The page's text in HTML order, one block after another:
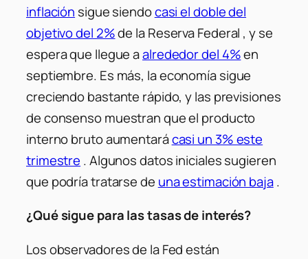
inflación sigue siendocasi el doble del
objetivo del 2%de la Reserva Federal , y se
espera que llegue aalrededor del 4%en
septiembre. Es más, la economía sigue
creciendo bastante rápido, y las previsiones
de consenso muestran que el producto
interno bruto aumentarácasi un 3% este
trimestre .Algunos datos iniciales sugieren
que podría tratarse de una estimación baja.
¿Qué sigue para las tasas de interés?
Los observadores de la Fed están